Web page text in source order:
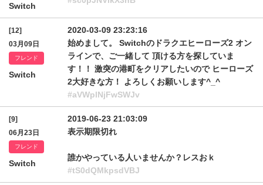
Switch
[12]
03月09日
フレンド
Switch
2020-03-09 23:23:16
始めまして。 Switchのドラクエヒーローズ2 オン
ラインで、ご一緒して 頂ける方を探していま
す！！ 激突の港町をクリアしたいので ヒーローズ
2大好きな方！ よろしくお願いします^_^
#aVWplNjFwSWJv
[9]
06月23日
フレンド
Switch
2019-06-23 21:03:09
表示期限切れ
誰かやっている人いませんか？レスおｋ
#tS0dQMkpsdVBJ